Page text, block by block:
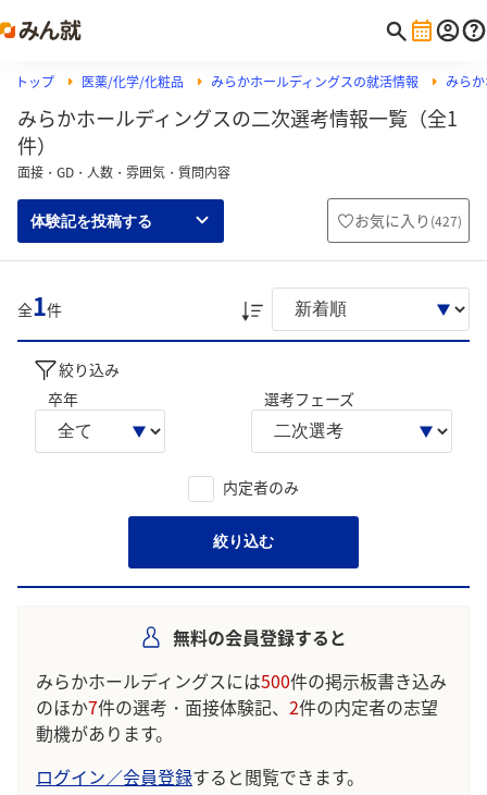
トップ 医薬/化学/化粧品 みらかホールディングスの就活情報 みら
みらかホールディングスの二次選考情報一覧（全1
件）
面接・GD・人数・雰囲気・質問内容
体験記を投稿する お気に入り (427)
全1件
絞り込み
卒年
選考フェーズ
内定者のみ
絞り込む
無料の会員登録すると
みらかホールディングスには500件の掲示板書き込み
のほか7件の選考・面接体験記、 2件の内定者の志望
動機があります。
ログイン／会員登録すると閲覧できます。